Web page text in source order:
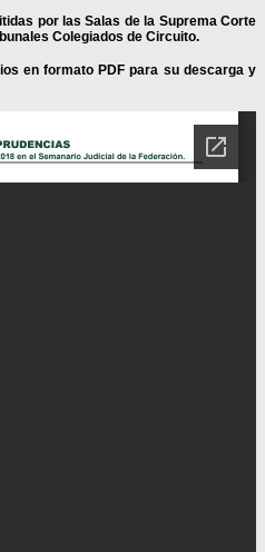
por las Salas de la Suprema Corte
Colegiados de Circuito.
en formato PDF para su descarga y